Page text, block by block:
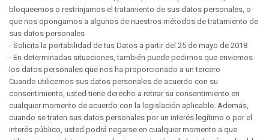
bloqueemos o restrinjamos el tratamiento de sus datos personales, o
que nos opongamos a algunos de nuestros métodos de tratamiento de
sus datos personales
- Solicita la portabilidad de tus Datos a partir del 25 de mayo de 2018
- En determinadas situaciones, también puede pedirnos que enviemos
los datos personales que nos ha proporcionado a un tercero
Cuando utilicemos sus datos personales de acuerdo con su
consentimiento, usted tiene derecho a retirar su consentimiento en
cualquier momento de acuerdo con la legislación aplicable. Además,
cuando se traten sus datos personales por un interés legítimo o por el
interés público, usted podrá negarse en cualquier momento a que